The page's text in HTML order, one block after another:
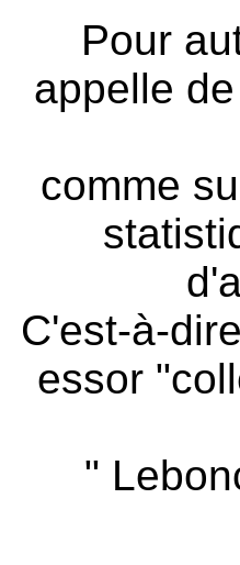
Pour
appelle
comme
C'est-à-
essor
"